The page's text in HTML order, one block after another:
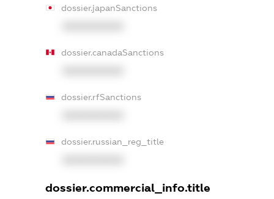
dossier.japanSanctions
dossier.canadaSanctions
dossier.rfSanctions
dossier.russian_reg_title
dossier.commercial_info.title